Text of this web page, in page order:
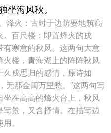
坐海风秋。
烽火：古时于边防要地筑高
。百尺楼：即置烽火的戍
有寒意的秋风。这两句大意
火楼，青海湖上的阵阵秋风
久戍思归的感情，原诗如
无那金闺万里愁。”这两句写
坐在高高的烽火台上，秋风
景，又含抒情。在描写边
。